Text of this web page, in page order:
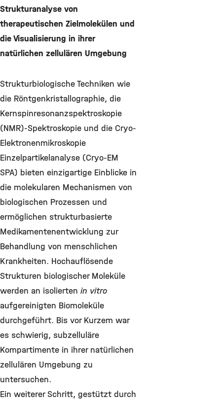
Strukturanalyse von
therapeutischen Zielmolekülen und
die Visualisierung in ihrer
natürlichen zellulären Umgebung
Strukturbiologische Techniken wie
die Röntgenkristallographie, die
Kernspinresonanzspektroskopie
(NMR)-Spektroskopie und die Cryo-
Elektronenmikroskopie
Einzelpartikelanalyse (Cryo-EM
SPA) bieten einzigartige Einblicke in
die molekularen Mechanismen von
biologischen Prozessen und
ermöglichen strukturbasierte
Medikamentenentwicklung zur
Behandlung von menschlichen
Krankheiten. Hochauflösende
Strukturen biologischer Moleküle
werden an isolierten in vitro
aufgereinigten Biomoleküle
durchgeführt. Bis vor Kurzem war
es schwierig, subzelluläre
Kompartimente in ihrer natürlichen
zellulären Umgebung zu
untersuchen.
Ein weiterer Schritt, gestützt durch